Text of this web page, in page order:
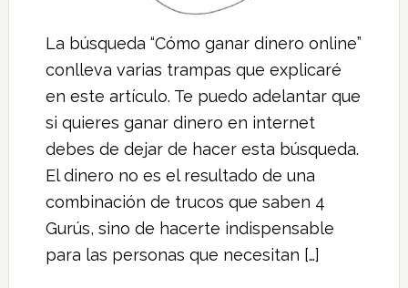
La búsqueda “Cómo ganar dinero online”
conlleva varias trampas que explicaré
en este artículo. Te puedo adelantar que
si quieres ganar dinero en internet
debes de dejar de hacer esta búsqueda.
El dinero no es el resultado de una
combinación de trucos que saben 4
Gurús, sino de hacerte indispensable
para las personas que necesitan […]